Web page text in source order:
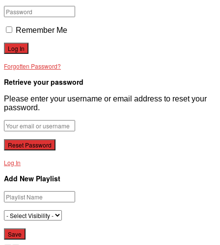
Remember Me
Forgotten Password?
Retrieve your password
Please enter your username or email address to reset your
password.
Log In
Add New Playlist